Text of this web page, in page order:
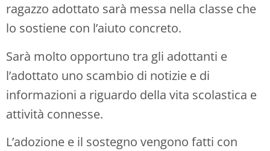
ragazzo adottato sarà messa nella classe che
lo sostiene con l’aiuto concreto.
Sarà molto opportuno tra gli adottanti e
l’adottato uno scambio di notizie e di
informazioni a riguardo della vita scolastica e
attività connesse.
L’adozione e il sostegno vengono fatti con